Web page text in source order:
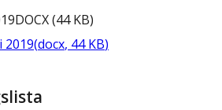
DOCX(44 KB)
2019(docx, 44 KB)